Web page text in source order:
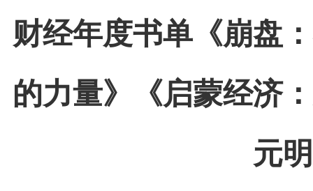
财经年度书单《崩盘
的力量》《启蒙经济
元